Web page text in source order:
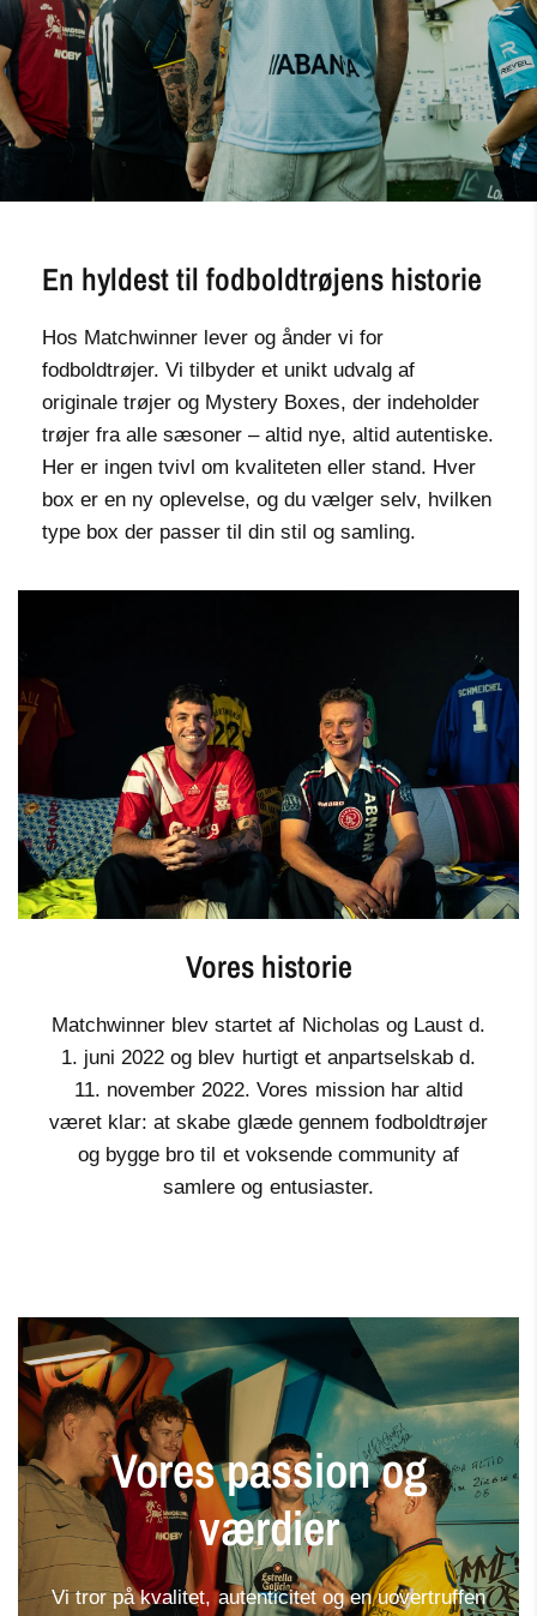
En hyldest til fodboldtrøjens historie
Hos Matchwinner lever og ånder vi for
fodboldtrøjer. Vi tilbyder et unikt udvalg af
originale trøjer og Mystery Boxes, der indeholder
trøjer fra alle sæsoner – altid nye, altid autentiske.
Her er ingen tvivl om kvaliteten eller stand. Hver
box er en ny oplevelse, og du vælger selv, hvilken
type box der passer til din stil og samling.
Vores historie
Matchwinner blev startet af Nicholas og Laust d.
1. juni 2022 og blev hurtigt et anpartselskab d.
11. november 2022. Vores mission har altid
været klar: at skabe glæde gennem fodboldtrøjer
og bygge bro til et voksende community af
samlere og entusiaster.
Vorespassionog
værdier
Vi tror på kvalitet, autenticitet og en uovertruffen